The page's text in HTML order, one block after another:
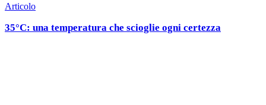
Articolo
35°C: una temperatura che scioglie ogni certezza